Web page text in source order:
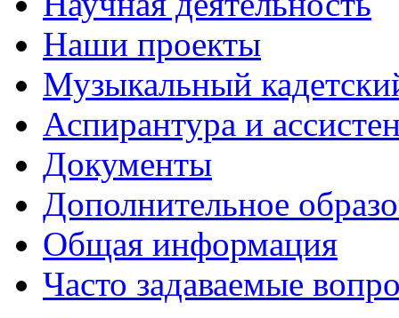
Наши проекты
Музыкальный
Аспирантура и
Документы
Дополнительное
Общая информация
Часто задаваемые